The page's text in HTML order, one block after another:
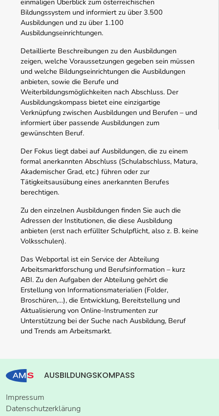
Bildungssystem und informiert zu über 3.500
Ausbildungen und zu über 1.100
Ausbildungseinrichtungen.
Detaillierte Beschreibungen zu den Ausbildungen
zeigen, welche Voraussetzungen gegeben sein müssen
und welche Bildungseinrichtungen die Ausbildungen
anbieten, sowie die Berufe und
Weiterbildungsmöglichkeiten nach Abschluss. Der
Ausbildungskompass bietet eine einzigartige
Verknüpfung zwischen Ausbildungen und Berufen – und
informiert über passende Ausbildungen zum
gewünschten Beruf.
Der Fokus liegt dabei auf Ausbildungen, die zu einem
formal anerkannten Abschluss (Schulabschluss, Matura,
Akademischer Grad, etc.) führen oder zur
Tätigkeitsausübung eines anerkannten Berufes
berechtigen.
Zu den einzelnen Ausbildungen finden Sie auch die
Adressen der Institutionen, die diese Ausbildung
anbieten (erst nach erfüllter Schulpflicht, also z. B. keine
Volksschulen).
Das Webportal ist ein Service der Abteilung
Arbeitsmarktforschung und Berufsinformation – kurz
ABI. Zu den Aufgaben der Abteilung gehört die
Erstellung von Informationsmaterialien (Folder,
Broschüren,…), die Entwicklung, Bereitstellung und
Aktualisierung von Online-Instrumenten zur
Unterstützung bei der Suche nach Ausbildung, Beruf
und Trends am Arbeitsmarkt.
AUSBILDUNGSKOMPASS
Impressum
Datenschutzerklärung